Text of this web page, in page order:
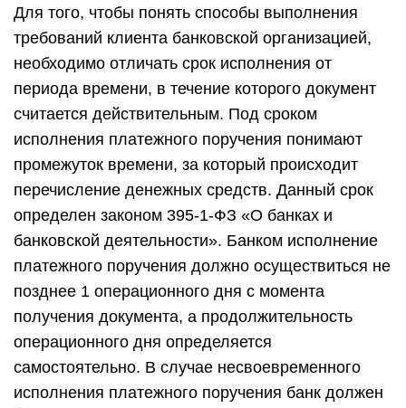
Для того, чтобы понять способы выполнения
требований клиента банковской организацией,
необходимо отличать срок исполнения от
периода времени, в течение которого документ
считается действительным. Под сроком
исполнения платежного поручения понимают
промежуток времени, за который происходит
перечисление денежных средств. Данный срок
определен законом 395-1-ФЗ «О банках и
банковской деятельности». Банком исполнение
платежного поручения должно осуществиться не
позднее 1 операционного дня с момента
получения документа, а продолжительность
операционного дня определяется
самостоятельно. В случае несвоевременного
исполнения платежного поручения банк должен